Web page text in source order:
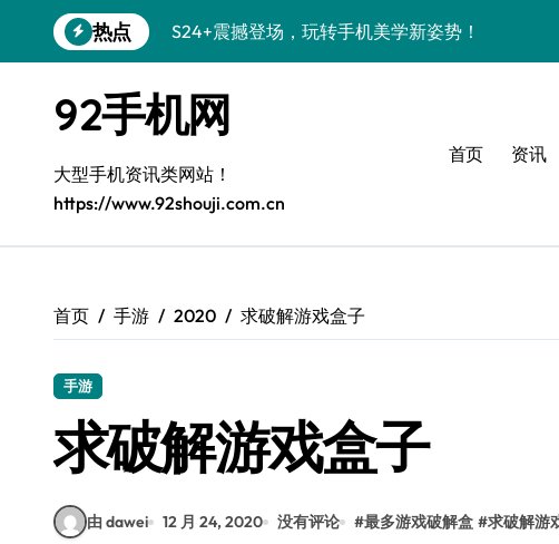
到
热点
S24+震撼登场，玩转手机美学新姿势！
A56 5G登场，潮玩新定义！
三星S26上头！个性潮玩美到炸裂
S25潮改指南：个性定制，酷到没朋友！
Galaxy C55 5G潮定新定义
Galaxy Z Flip6：折叠潮流，秒杀全场
S25 Ultra颜值炸裂！定制主题潮翻天
92手机网
大型手机资讯类网站！
https://www.92shouji.com.cn
首页 资讯
首页 手游 2020 求破解游戏盒子
手游
求破解游戏盒子
由 dawei 12 月 24, 2020 没有评论 #最多游戏破解盒 #求破解游